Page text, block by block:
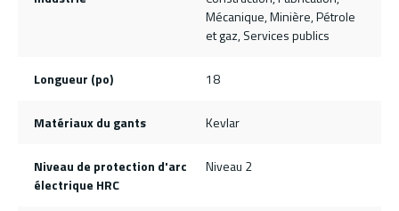
Mécanique, Minière, Pétrole
et gaz, Services publics
Longueur (po) 18
Matériaux du gants Kevlar
Niveau de protection d'arc
électrique HRC
Niveau 2